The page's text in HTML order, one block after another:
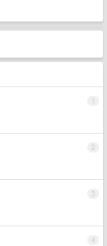
1
2
3
4